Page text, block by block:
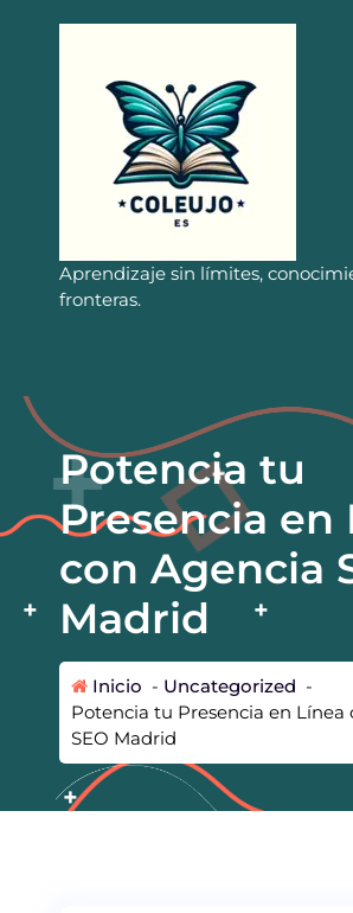
Aprendizaje sin límites,
fronteras.
Potencia tu
Presencia en
con Agencia
Madrid
Inicio - Uncategorized -
Potencia tu Presencia en Línea
SEO Madrid